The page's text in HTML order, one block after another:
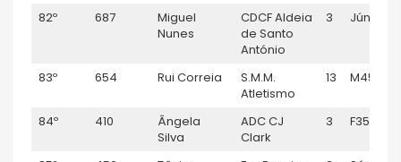
82º 687
Miguel
Nunes
CDCF Aldeia
de Santo
António
3 Júnior M
83º 654 Rui Correia
S.M.M.
Atletismo
13 M45
84º 410
Ângela
Silva
ADC CJ
Clark
3 F35